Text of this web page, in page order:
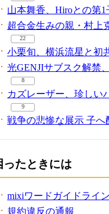
山本舞香、Hiroとの第1
超合金生みの親・村上
22
小栗旬、横浜流星と初
光GENJIサブスク解禁
8
カズレーザー、珍しい
9
戦争の悲惨な展示 子へ
ったときには
mixiワードガイドライン
規約違反の通報